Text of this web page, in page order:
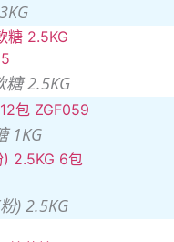
2.5KG
1KG
) 2.5KG